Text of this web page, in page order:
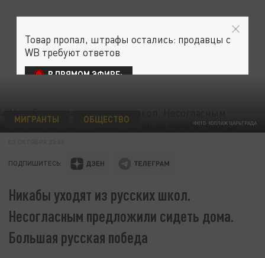
ФОТО: КОЛЛАЖ ЦАРЬГРАДА
МИГРАНТЫ ОБЩЕСТВО
ПОДПИШИТЕСЬ:
Никабы уходят из русских школ.
Несогласным предложили сидеть дома.
Большая русская победа
Товар пропал, штрафы остались: продавцы с
WB требуют ответов
В ПРЯМОМ ЭФИРЕ: